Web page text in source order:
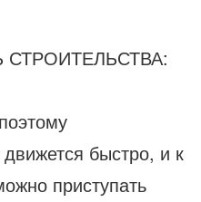
быстро, и к
приступать